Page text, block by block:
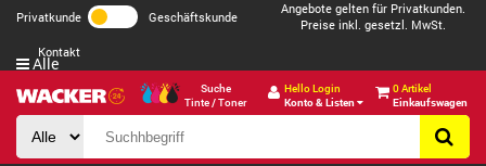
Privatkunde Geschäftskunde
Angebote gelten für Privatkunden.
Preise inkl. gesetzl. MwSt.
Kontakt
Suche
Tinte / Toner
Hello Login
Konto & Listen
0 Artikel
Einkaufswagen
Alle